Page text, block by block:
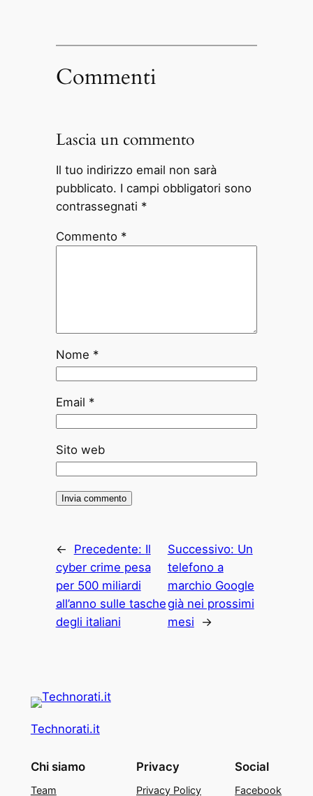
Commenti
Lascia un commento
Il tuo indirizzo email non sarà
pubblicato. I campi obbligatori sono
contrassegnati *
Commento *
Nome *
Email *
Sito web
← Precedente: Il
cyber crime pesa
per 500 miliardi
all’anno sulle tasche
degli italiani
Successivo: Un
telefono a
marchio Google
già nei prossimi
mesi
→
Technorati.it
Chi siamo
Team
Privacy
Privacy Policy
Social
Facebook